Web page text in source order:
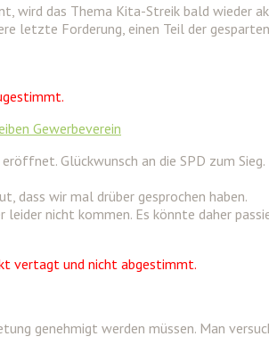
wird das Thema Kita-Streik bald wieder
letzte Forderung, einen Teil der
Gewerbeverein
Glückwunsch an die SPD zum
dass wir mal drüber gesprochen haben.
nicht kommen. Es könnte daher
vertagt und nicht abgestimmt.
genehmigt werden müssen. Man